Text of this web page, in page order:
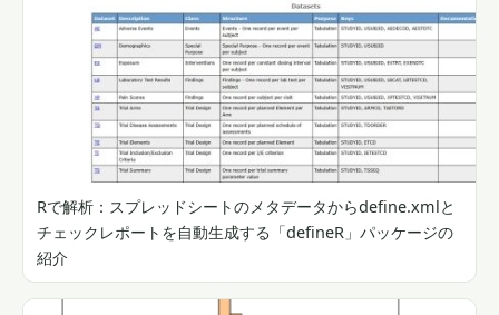
Rで解析：スプレッドシートのメタデータからdefine.xmlと
チェックレポートを自動生成する「defineR」パッケージの
紹介